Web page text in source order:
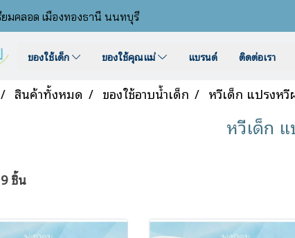
ยมคลอด เมืองทองธานี นนทบุรี
ของใช้เด็ก ของใช้คุณแม่ แบรนด์ ติดต่อเรา
สินค้าทั้งหมด ของใช้อาบน้ำเด็ก หวีเด็ก แปรงห
หวีเด็ก
ชิ้น